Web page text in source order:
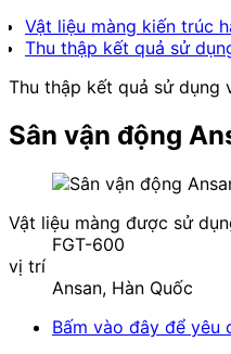
Vật liệu màng kiến trúc
Thu thập kết quả sử
Thu thập kết quả sử dụng
Sân vận động
Vật liệu màng được sử
FGT-600
vị trí
Ansan, Hàn Quốc
Bấm vào đây để yêu